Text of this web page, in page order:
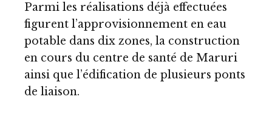
Parmi les réalisations déjà effectuées
figurent l’approvisionnement en eau
potable dans dix zones, la construction
en cours du centre de santé de Maruri
ainsi que l’édification de plusieurs ponts
de liaison.